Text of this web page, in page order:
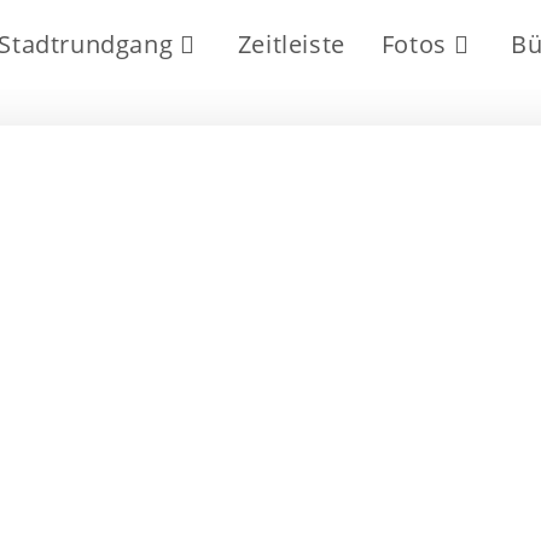
Zeitleiste Fotos